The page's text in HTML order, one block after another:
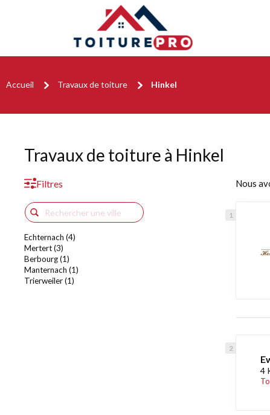
Accueil Travaux de toiture Hinkel
Travaux de toiture à Hinkel
Filtres
Echternach (4)
Mertert (3)
Berbourg (1)
Manternach (1)
Trierweiler (1)
Nous
4